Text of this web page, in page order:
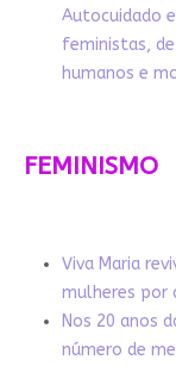
Autocuidado
feministas,
humanos e
FEMINISMO
Viva Maria
mulheres por
Nos 20 anos
número de